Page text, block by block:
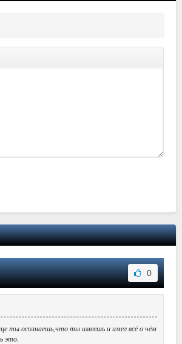
0
ты осознаешь,что ты имеешь и имел всё о чём
это.